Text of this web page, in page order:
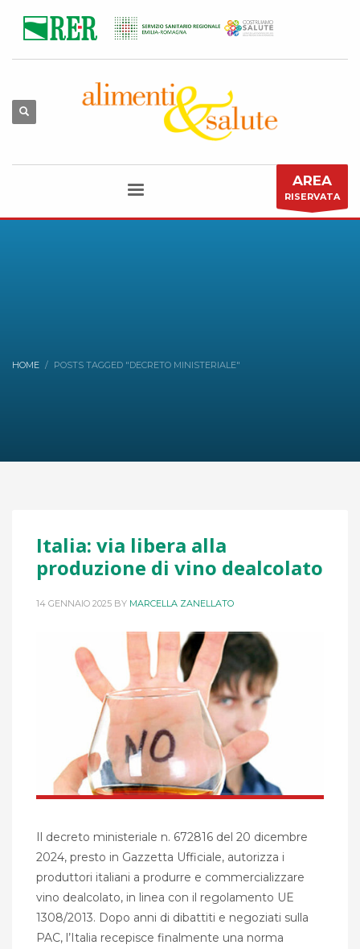
AREA
RISERVATA
HOME POSTS TAGGED "DECRETO MINISTERIALE"
Italia: via libera alla
produzione di vino dealcolato
14 GENNAIO 2025 BY MARCELLA ZANELLATO
Il decreto ministeriale n. 672816 del 20 dicembre
2024, presto in Gazzetta Ufficiale, autorizza i
produttori italiani a produrre e commercializzare
vino dealcolato, in linea con il regolamento UE
1308/2013. Dopo anni di dibattiti e negoziati sulla
PAC, l’Italia recepisce finalmente una norma